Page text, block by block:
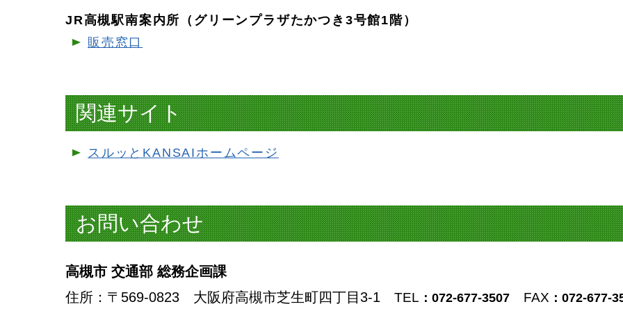
JR高槻駅南案内所（グリーンプラザたかつき3号館1階）
販売窓口
関連サイト
スルッとKANSAIホームページ
お問い合わせ
高槻市 交通部 総務企画課
住所 ：〒569-0823 大阪府高槻市芝生町四丁目3-1 TEL ：072-677-3507 FAX ：072-677-